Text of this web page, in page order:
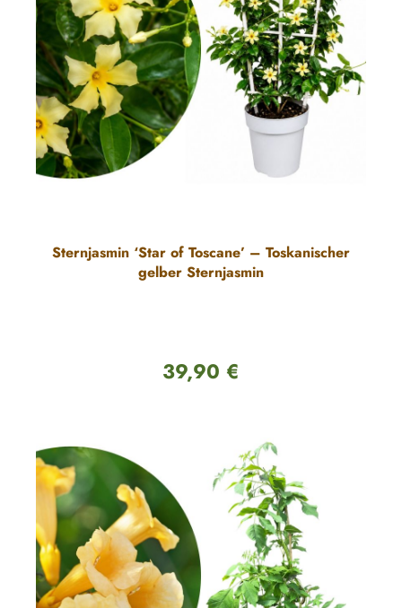
Sternjasmin ‘Star of Toscane’ – Toskanischer
gelber Sternjasmin
Regulärer Preis:
39,90 €